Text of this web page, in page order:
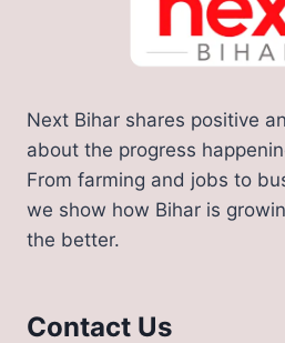
Next Bihar shares positive
about the progress
From farming and jobs to
we show how Bihar is
the better.
Contact Us